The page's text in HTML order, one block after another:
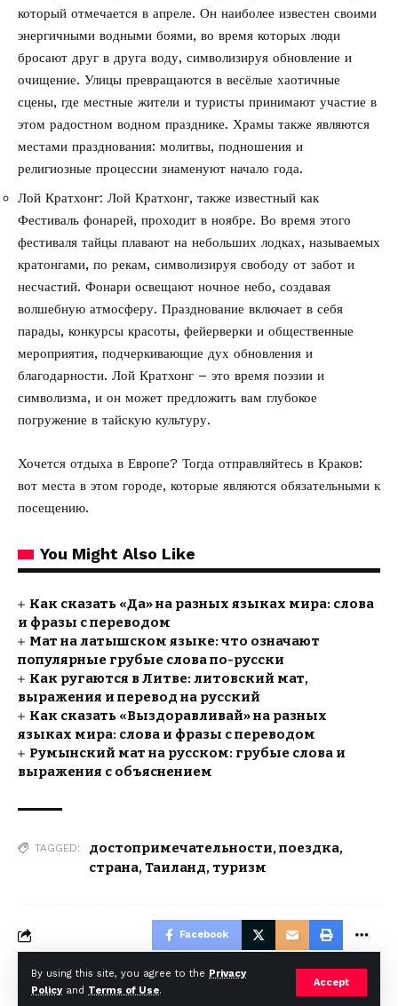
By using this site, you agree to the Privacy
Policyand Terms of Use.
Accept
который отмечается в апреле. Он наиболее известен своими
энергичными водными боями, во время которых люди
бросают друг в друга воду, символизируя обновление и
очищение. Улицы превращаются в весёлые хаотичные
сцены, где местные жители и туристы принимают участие в
этом радостном водном празднике. Храмы также являются
местами празднования: молитвы, подношения и
религиозные процессии знаменуют начало года.
Лой Кратхонг: Лой Кратхонг, также известный как
Фестиваль фонарей, проходит в ноябре. Во время этого
фестиваля тайцы плавают на небольших лодках, называемых
кратонгами, по рекам, символизируя свободу от забот и
несчастий. Фонари освещают ночное небо, создавая
волшебную атмосферу. Празднование включает в себя
парады, конкурсы красоты, фейерверки и общественные
мероприятия, подчеркивающие дух обновления и
благодарности. Лой Кратхонг – это время поэзии и
символизма, и он может предложить вам глубокое
погружение в тайскую культуру.
Хочется отдыха в Европе? Тогда отправляйтесь в Краков:
вот места в этом городе, которые являются обязательными к
посещению.
You Might Also Like
Как сказать «Да» на разных языках мира: слова
и фразы с переводом
Мат на латышском языке: что означают
популярные грубые слова по-русски
Как ругаются в Литве: литовский мат,
выражения и перевод на русский
Как сказать «Выздоравливай» на разных
языках мира: слова и фразы с переводом
Румынский мат на русском: грубые слова и
выражения с объяснением
TAGGED: достопримечательности,поездка,
страна, Таиланд, туризм
Facebook
© Foxiz News Network. Ruby Design Company. All Rights Reserved.